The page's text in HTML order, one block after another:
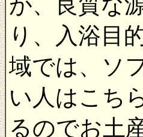
り、入浴目
域では、ソ
い人はこち
るのでお土